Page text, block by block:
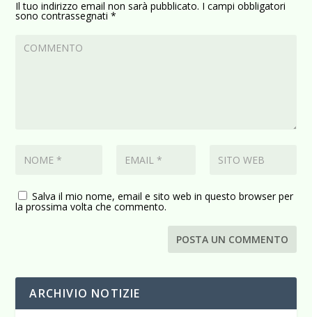
Il tuo indirizzo email non sarà pubblicato. I campi obbligatori
sono contrassegnati*
Salva il mio nome, email e sito web in questo browser per
la prossima volta che commento.
ARCHIVIO NOTIZIE